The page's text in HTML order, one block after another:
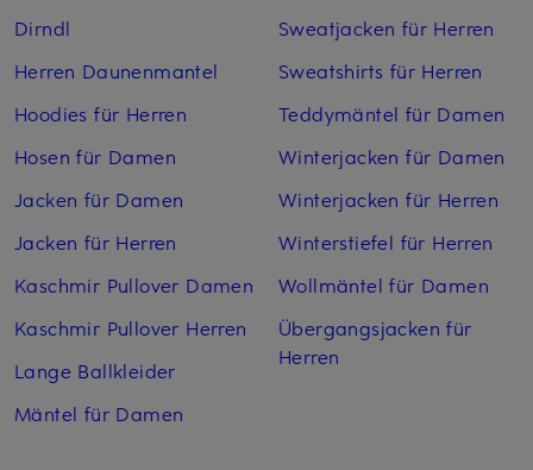
Dirndl
Herren Daunenmantel
Hoodies für Herren
Hosen für Damen
Jacken für Damen
Jacken für Herren
Kaschmir Pullover Damen
Kaschmir Pullover Herren
Lange Ballkleider
Mäntel für Damen
Sweatjacken für Herren
Sweatshirts für Herren
Teddymäntel für Damen
Winterjacken für Damen
Winterjacken für Herren
Winterstiefel für Herren
Wollmäntel für Damen
Übergangsjacken für
Herren